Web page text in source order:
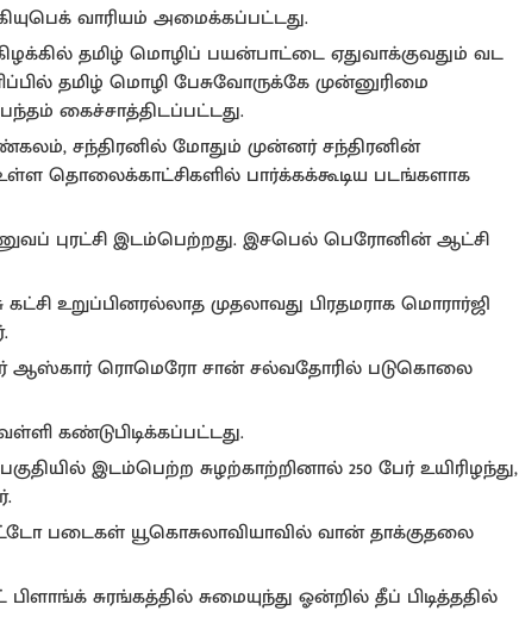
வாரியம் அமைக்கப்பட்டது.
தமிழ் மொழிப் பயன்பாட்டை ஏதுவாக்குவதும் வட
தமிழ் மொழி பேசுவோருக்கே முன்னுரிமை
கைச்சாத்திடப்பட்டது.
சந்திரனில் மோதும் முன்னர் சந்திரனின்
தொலைக்காட்சிகளில் பார்க்கக்கூடிய படங்களாக
புரட்சி இடம்பெற்றது. இசபெல் பெரோனின் ஆட்சி
கட்சி உறுப்பினரல்லாத முதலாவது பிரதமராக மொரார்ஜி
ஆஸ்கார் ரொமெரோ சான் சல்வதோரில் படுகொலை
கண்டுபிடிக்கப்பட்டது.
இடம்பெற்ற சுழற்காற்றினால் 250 பேர் உயிரிழந்து,
படைகள் யூகொசுலாவியாவில் வான் தாக்குதலை
சுரங்கத்தில் சுமையுந்து ஓன்றில் தீப் பிடித்ததில்